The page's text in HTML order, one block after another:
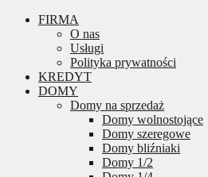
FIRMA
O nas
Usługi
Polityka prywatności
KREDYT
DOMY
Domy na sprzedaż
Domy wolnostojące
Domy szeregowe
Domy bliźniaki
Domy 1/2